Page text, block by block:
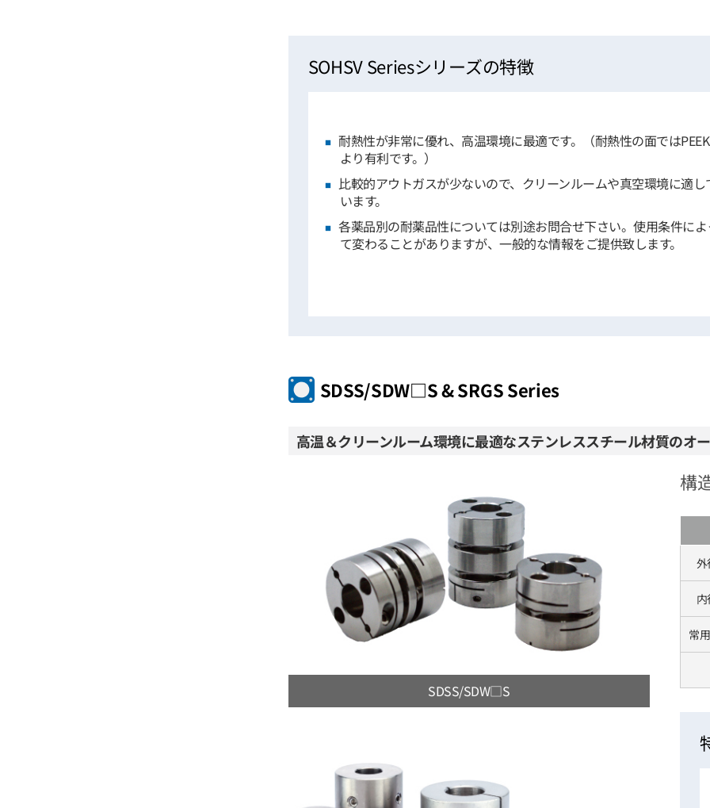
SOHSV Seriesシリーズの特徴
耐熱性が非常に優れ、高温環境に最適です。（耐熱性の面ではPEEK
より有利です。）
比較的アウトガスが少ないので、クリーンルームや真空環境に適し
います。
各薬品別の耐薬品性については別途お問合せ下さい。使用条件に
て変わることがありますが、一般的な情報をご提供致します。
SDSS/SDW□S & SRGS Series
高温＆クリーンルーム環境に最適なステンレススチール材質のオ
SDSS/SDW□S
構
常